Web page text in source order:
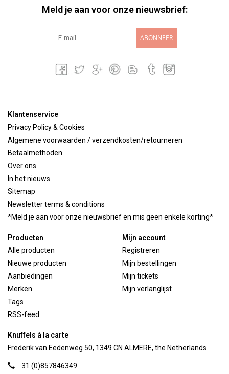
Meld je aan voor onze nieuwsbrief:
ABONNEER
Klantenservice
Privacy Policy & Cookies
Algemene voorwaarden / verzendkosten/retourneren
Betaalmethoden
Over ons
In het nieuws
Sitemap
Newsletter terms & conditions
*Meld je aan voor onze nieuwsbrief en mis geen enkele korting*
Producten
Alle producten
Nieuwe producten
Aanbiedingen
Merken
Tags
RSS-feed
Mijn account
Registreren
Mijn bestellingen
Mijn tickets
Mijn verlanglijst
Knuffels à la carte
Frederik van Eedenweg 50, 1349 CN ALMERE, the Netherlands
31 (0)857846349